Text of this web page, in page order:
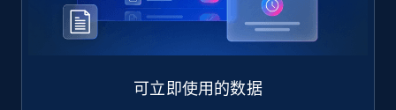
可立即使用的数据